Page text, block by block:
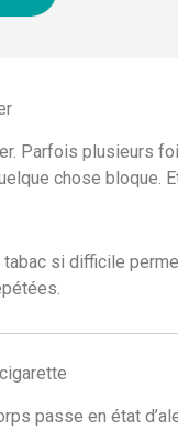
Parfois plusieurs
chose bloque.
tabac si difficile
passe en état